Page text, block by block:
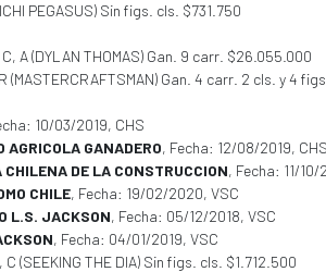
PEGASUS) Sin figs. cls. $731.750
A (DYLAN THOMAS) Gan. 9 carr. $26.055.000
(MASTERCRAFTSMAN) Gan. 4 carr. 2 cls. y 4
10/03/2019, CHS
AGRICOLA GANADERO, Fecha: 12/08/2019, CHS
CHILENA DE LA CONSTRUCCION, Fecha: 11/10/
CHILE, Fecha: 19/02/2020, VSC
L.S. JACKSON, Fecha: 05/12/2018, VSC
, Fecha: 04/01/2019, VSC
C (SEEKING THE DIA) Sin figs. cls. $1.712.500